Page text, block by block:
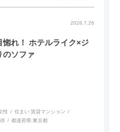
2026.7.26
れ！ ホテルライク×ジ
のソファ
性 住まい:賃貸マンション
都道府県:東京都